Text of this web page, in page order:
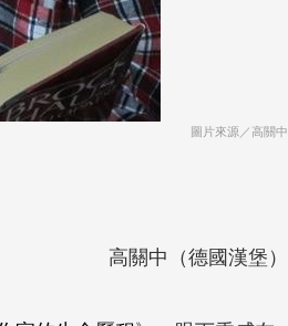
圖片來源／高關中
高關中（德國漢堡）